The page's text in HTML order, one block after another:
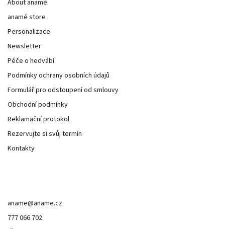
About anamé.
anamé store
Personalizace
Newsletter
Péče o hedvábí
Podmínky ochrany osobních údajů
Formulář pro odstoupení od smlouvy
Obchodní podmínky
Reklamační protokol
Rezervujte si svůj termín
Kontakty
aname@aname.cz
777 066 702